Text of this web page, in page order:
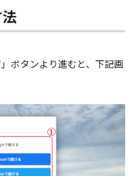
ボタンより進むと、下記画